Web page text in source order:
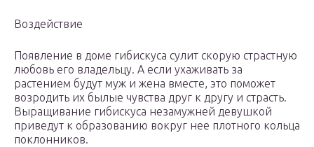
Воздействие
Появление в доме гибискуса сулит скорую страстную
любовь его владельцу. А если ухаживать за
растением будут муж и жена вместе, это поможет
возродить их былые чувства друг к другу и страсть.
Выращивание гибискуса незамужней девушкой
приведут к образованию вокруг нее плотного кольца
поклонников.